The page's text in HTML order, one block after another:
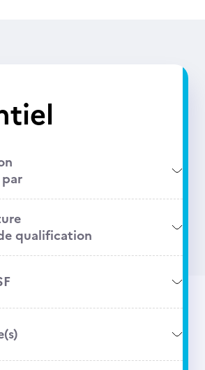
qualification